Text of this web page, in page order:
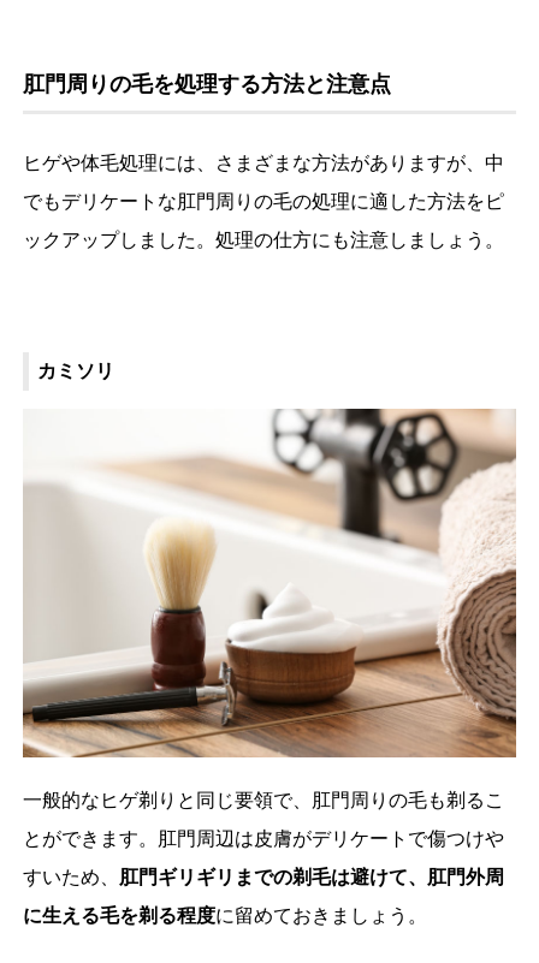
肛門周りの毛を処理する方法と注意点
ヒゲや体毛処理には、さまざまな方法がありますが、中
でもデリケートな肛門周りの毛の処理に適した方法をピ
ックアップしました。処理の仕方にも注意しましょう。
カミソリ
一般的なヒゲ剃りと同じ要領で、肛門周りの毛も剃るこ
とができます。肛門周辺は皮膚がデリケートで傷つけや
すいため、 肛門ギリギリまでの剃毛は避けて、肛門外周
に生える毛を剃る程度に留めておきましょう。